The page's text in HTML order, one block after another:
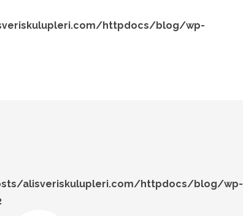
httpdocs/blog/wp-
alisveriskulupleri.com/httpdocs/blog/wp-